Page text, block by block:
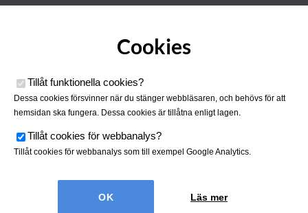
Smalspårsarkivet drivs av
Tjustbygdens Järnvägsförening
Cookies
Tillåt funktionella cookies?
Dessa cookies försvinner när du stänger webbläsaren, och behövs för att
hemsidan ska fungera. Dessa cookies är tillåtna enligt lagen.
Tillåt cookies för webbanalys?
Tillåt cookies för webbanalys som till exempel Google Analytics.
Läs mer